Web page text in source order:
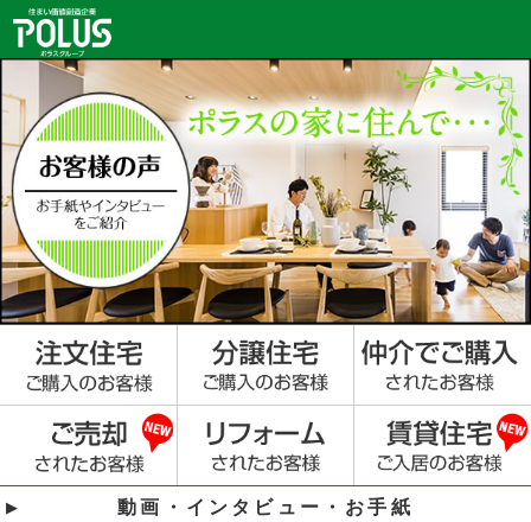
動画・インタビュー・お手紙